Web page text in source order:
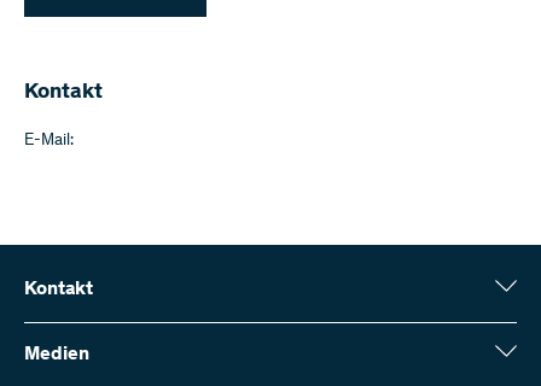
Kontakt
E-Mail:
Kontakt
Schweizerischer Nationalfonds (SNF)
Wildhainweg 3
Medien